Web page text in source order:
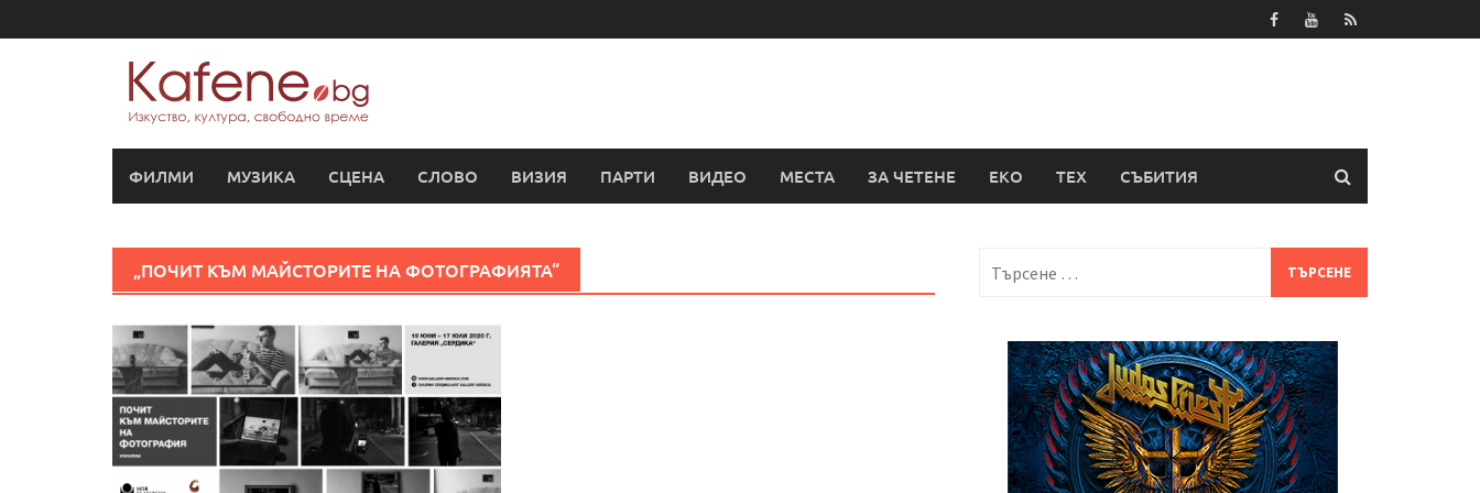
to
ФИЛМИ МУЗИКА СЦЕНА СЛОВО ВИЗИЯ ПАРТИ ВИДЕО МЕСТА ЗА ЧЕТЕНЕ ЕКО ТЕХ СЪБИТИЯ
„ПОЧИТ КЪМ МАЙСТОРИТЕ НА ФОТОГРАФИЯТА“
за: